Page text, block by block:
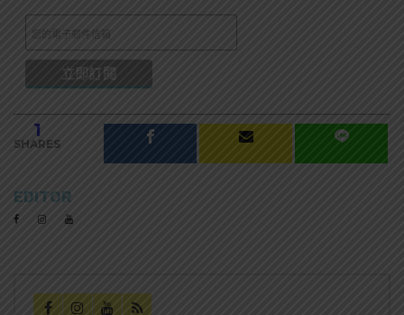
1
SHARES
EDITOR